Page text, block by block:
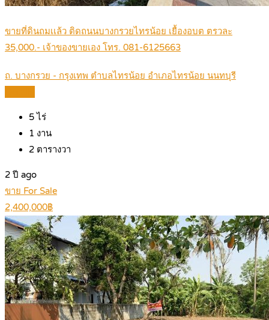
ขายที่ดินถมเเล้ว ติดถนนบางกรวยไทรน้อย เยื้องอบต ตรวละ
35,000.- เจ้าของขายเอง โทร. 081-6125663
ถ. บางกรวย - กรุงเทพ ตำบลไทรน้อย อำเภอไทรน้อย นนทบุรี
5 ไร่
1 งาน
2 ตารางวา
2 ปี ago
ขาย For Sale
2,400,000฿